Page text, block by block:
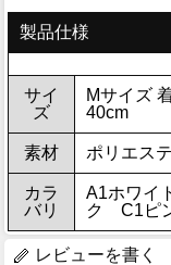
製品仕様
サイ
ズ
Mサイズ
40cm
素材 ポリエス
カラ
バリ
A1ホワ
ク C1ピ
レビューを書く